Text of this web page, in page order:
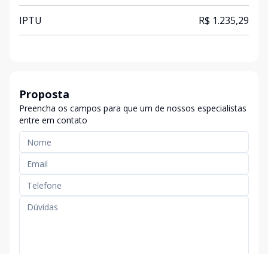
IPTU R$ 1.235,29
Proposta
Preencha os campos para que um de nossos especialistas
entre em contato